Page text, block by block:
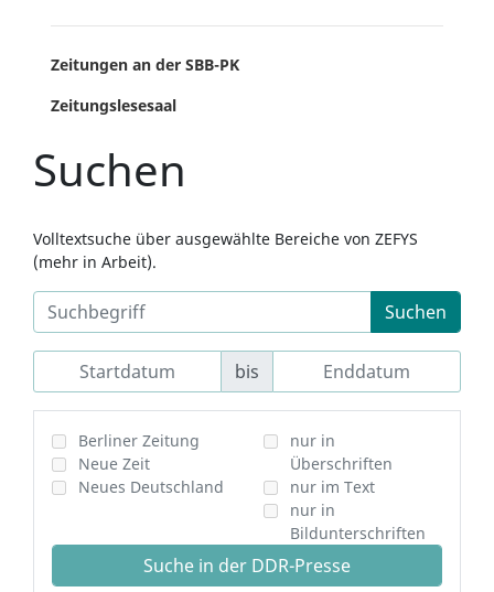
Zeitungen an der SBB-PK
Zeitungslesesaal
Suchen
Volltextsuche über ausgewählte Bereiche von ZEFYS
(mehr in Arbeit).
Suchen
bis
Berliner Zeitung
Neue Zeit
Neues Deutschland
nur in
Überschriften
nur im Text
nur in
Bildunterschriften
Suche in der DDR-Presse